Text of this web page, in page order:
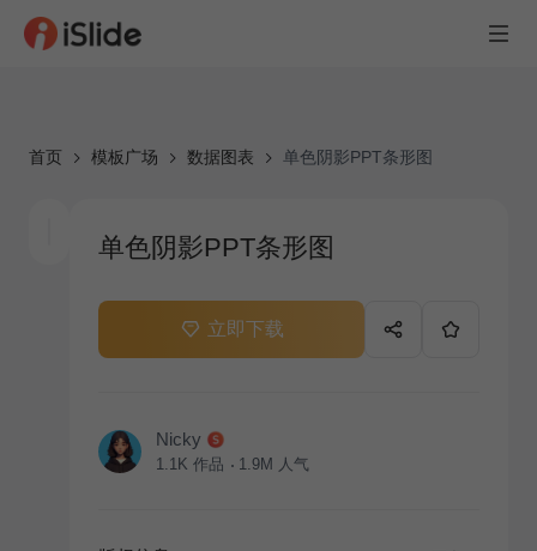
首页 模板广场 数据图表 单色阴影PPT条形图
单色阴影PPT条形图
立即下载
Nicky
1.1K 作品 1.9M 人气